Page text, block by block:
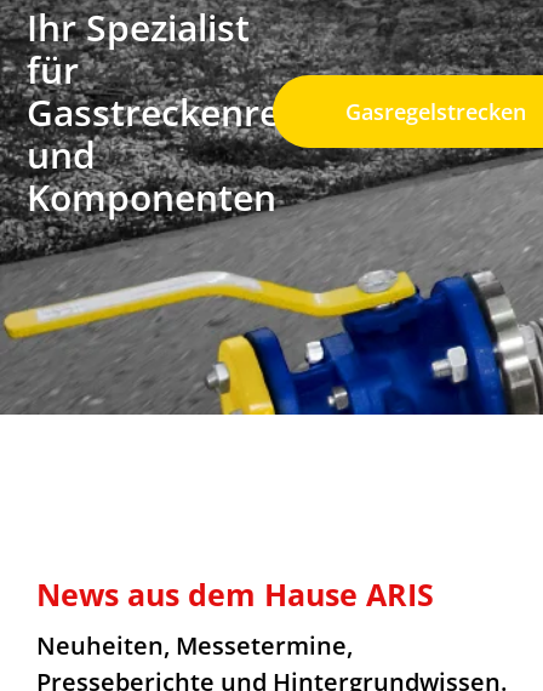
Ihr Spezialist
für
Gasstreckenregler
und
Komponenten
Gasregelstrecken
News aus dem Hause ARIS
Neuheiten, Messetermine,
Presseberichte und Hintergrundwissen.